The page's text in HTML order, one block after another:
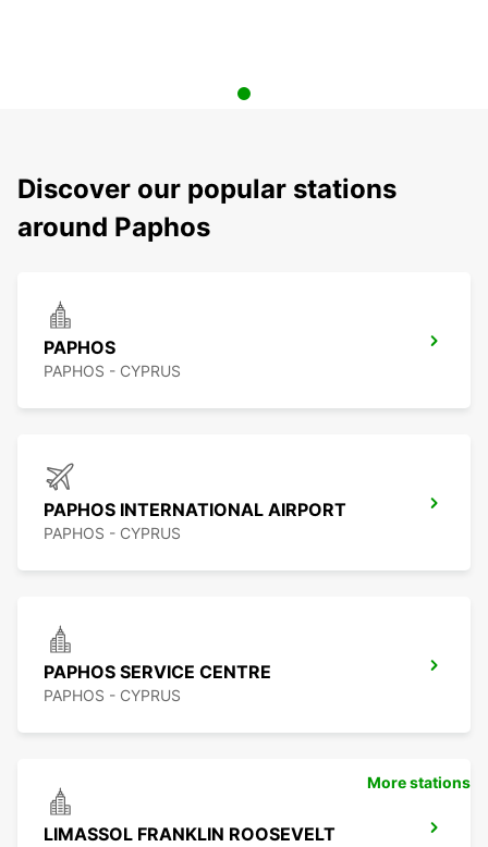
Discover our popular stations
around Paphos
PAPHOS
PAPHOS - CYPRUS
PAPHOS INTERNATIONAL AIRPORT
PAPHOS - CYPRUS
PAPHOS SERVICE CENTRE
PAPHOS - CYPRUS
LIMASSOL FRANKLIN ROOSEVELT
More stations